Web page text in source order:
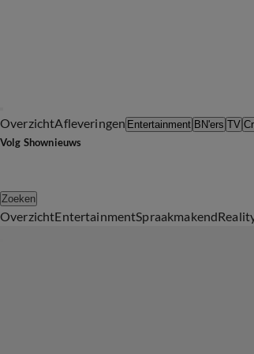
OverzichtAfleveringen Entertainment BN'ers TV
Volg Shownieuws
Zoeken
OverzichtEntertainmentSpraakmakend